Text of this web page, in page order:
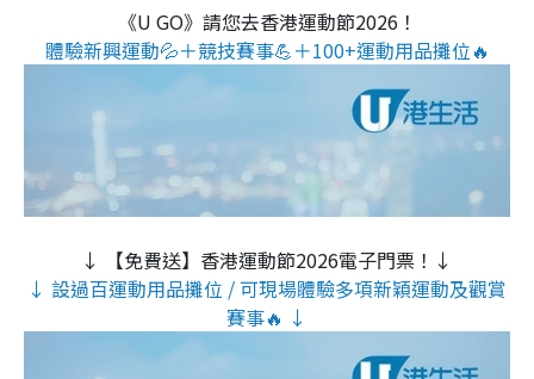
《U GO》請您去香港運動節2026！
體驗新興運動💦＋競技賽事💪＋100+運動用品攤位🔥
↓ 【免費送】香港運動節2026電子門票！↓
↓ 設過百運動用品攤位 / 可現場體驗多項新穎運動及觀賞
賽事🔥 ↓